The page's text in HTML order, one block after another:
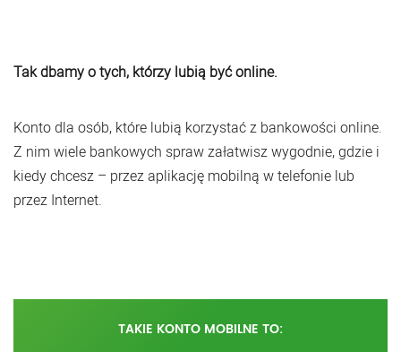
Tak dbamy o tych, którzy lubią być online.
Konto dla osób, które lubią korzystać z bankowości online.
Z nim wiele bankowych spraw załatwisz wygodnie, gdzie i
kiedy chcesz – przez aplikację mobilną w telefonie lub
przez Internet.
TAKIE KONTO MOBILNE TO: